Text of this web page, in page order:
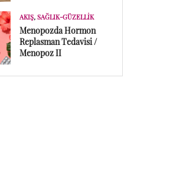
AKIŞ, SAĞLIK-GÜZELLIK
Menopozda Hormon
Replasman Tedavisi /
Menopoz II